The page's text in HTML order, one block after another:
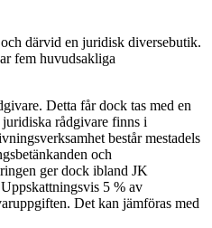
därvid en juridisk diversebutik.
fem huvudsakliga
Detta får dock tas med en
rådgivare finns i
består mestadels
och
ger dock ibland JK
5 % av
Det kan jämföras med